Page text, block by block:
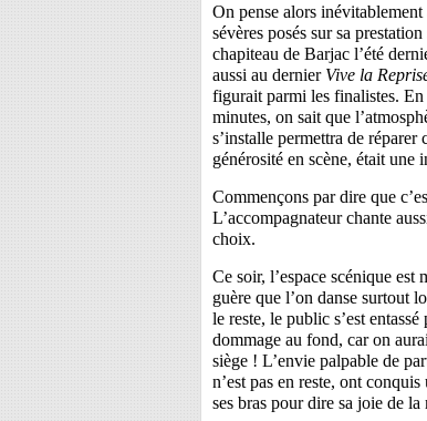
On pense alors inévitablement
sévères posés sur sa
chapiteau de Barjac l’été
aussi au dernier Vive la
figurait parmi les finalistes. En
minutes, on sait que
s’installe permettra de réparer
générosité en scène, était une
Commençons par dire que
L’accompagnateur chante
choix.
Ce soir, l’espace scénique
guère que l’on danse surtout
le reste, le public s’est
dommage au fond, car on
siège ! L’envie palpable de
n’est pas en reste, ont
ses bras pour dire sa joie de la